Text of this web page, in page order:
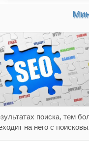
поиска, тем
на него с